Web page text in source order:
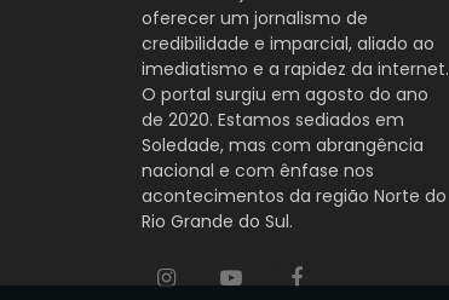
oferecer um jornalismo de
credibilidade e imparcial, aliado ao
imediatismo e a rapidez da internet.
O portal surgiu em agosto do ano
de 2020. Estamos sediados em
Soledade, mas com abrangência
nacional e com ênfase nos
acontecimentos da região Norte do
Rio Grande do Sul.